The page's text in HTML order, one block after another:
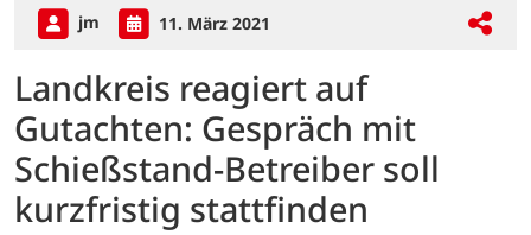
jm 11. März 2021
Landkreis reagiert auf
Gutachten: Gespräch mit
Schießstand-Betreiber soll
kurzfristig stattfinden